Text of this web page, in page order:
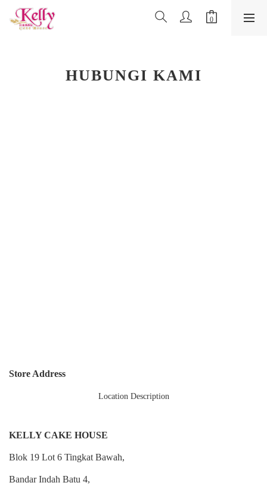
HUBUNGI KAMI
Store Address
Location Description
KELLY CAKE HOUSE
Blok 19 Lot 6 Tingkat Bawah,
Bandar Indah Batu 4,